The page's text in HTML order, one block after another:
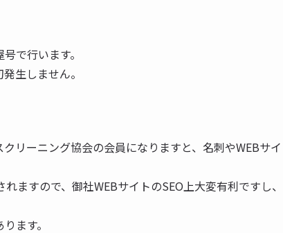
で行います。
生しません。
リーニング協会の会員になりますと、名刺やWEBサ
れますので、御社WEBサイトのSEO上大変有利ですし
ます。